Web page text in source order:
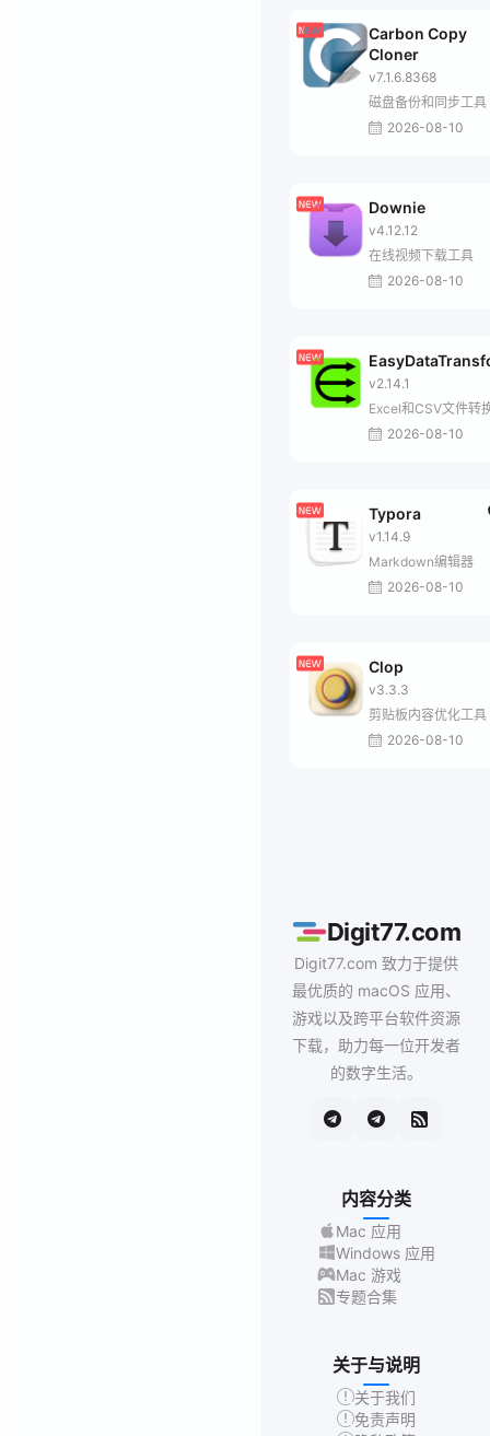
Carbon Copy
Cloner
v7.1.6.8368
磁盘备份和同步工具
2026-08-10
Downie
v4.12.12
在线视频下载工具
2026-08-10
v2.14.1
Excel和CSV文件转
2026-08-10
Typora
v1.14.9
Markdown编辑器
2026-08-10
Clop
v3.3.3
剪贴板内容优化工具
2026-08-10
Digit77.com
Digit77.com 致力于提供
最优质的 macOS 应用、
游戏以及跨平台软件资源
下载，助力每一位开发者
的数字生活。
内容分类
Mac 应用
Windows 应用
Mac 游戏
专题合集
关于与说明
关于我们
免责声明